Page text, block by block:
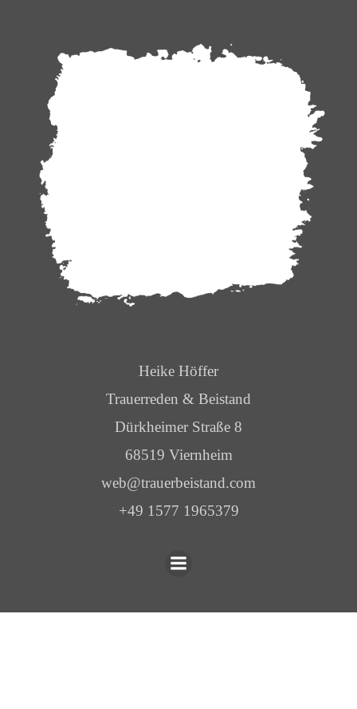
Heike Höffer
Trauerreden & Beistand
Dürkheimer Straße 8
68519 Viernheim
web@trauerbeistand.com
+49 1577 1965379